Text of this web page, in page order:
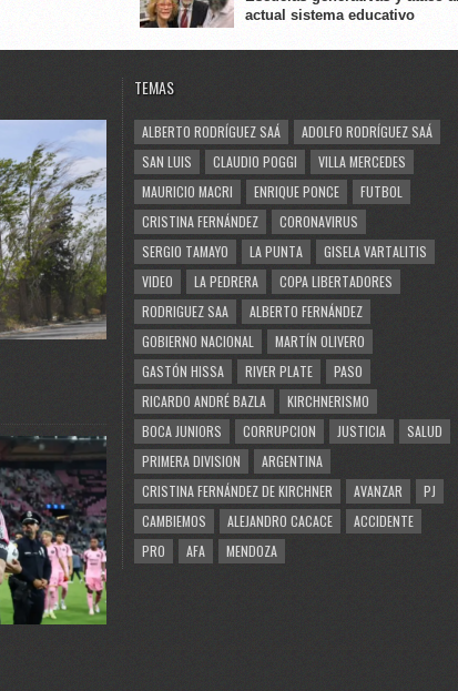
actual sistema educativo
TEMAS
ALBERTO RODRÍGUEZ SAÁ
ADOLFO RODRÍGUEZ SAÁ
SAN LUIS
CLAUDIO POGGI
VILLA MERCEDES
MAURICIO MACRI
ENRIQUE PONCE
FUTBOL
CRISTINA FERNÁNDEZ
CORONAVIRUS
SERGIO TAMAYO
LA PUNTA
GISELA VARTALITIS
VIDEO
LA PEDRERA
COPA LIBERTADORES
RODRIGUEZ SAA
ALBERTO FERNÁNDEZ
GOBIERNO NACIONAL
MARTÍN OLIVERO
GASTÓN HISSA
RIVER PLATE
PASO
RICARDO ANDRÉ BAZLA
KIRCHNERISMO
BOCA JUNIORS
CORRUPCION JUSTICIA
SALUD
PRIMERA DIVISION
ARGENTINA
CRISTINA FERNÁNDEZ DE KIRCHNER
AVANZAR
PJ
CAMBIEMOS
ALEJANDRO CACACE
ACCIDENTE
PRO
AFA MENDOZA